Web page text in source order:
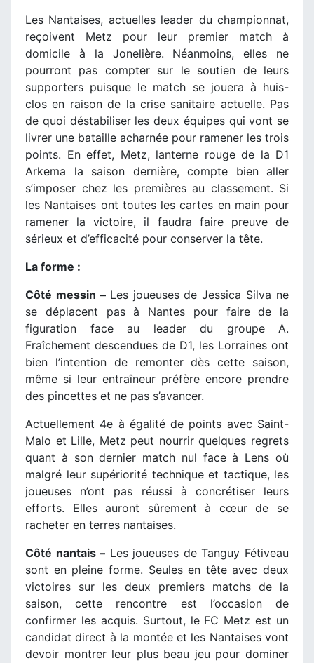
Les Nantaises, actuelles leader du championnat,
reçoivent Metz pour leur premier match à
domicile à la Jonelière. Néanmoins, elles ne
pourront pas compter sur le soutien de leurs
supporters puisque le match se jouera à huis-
clos en raison de la crise sanitaire actuelle. Pas
de quoi déstabiliser les deux équipes qui vont se
livrer une bataille acharnée pour ramener les trois
points. En effet, Metz, lanterne rouge de la D1
Arkema la saison dernière, compte bien aller
s’imposer chez les premières au classement. Si
les Nantaises ont toutes les cartes en main pour
ramener la victoire, il faudra faire preuve de
sérieux et d’efficacité pour conserver la tête.
La forme :
Côté messin – Les joueuses de Jessica Silva ne
se déplacent pas à Nantes pour faire de la
figuration face au leader du groupe A.
Fraîchement descendues de D1, les Lorraines ont
bien l’intention de remonter dès cette saison,
même si leur entraîneur préfère encore prendre
des pincettes et ne pas s’avancer.
Actuellement 4e à égalité de points avec Saint-
Malo et Lille, Metz peut nourrir quelques regrets
quant à son dernier match nul face à Lens où
malgré leur supériorité technique et tactique, les
joueuses n’ont pas réussi à concrétiser leurs
efforts. Elles auront sûrement à cœur de se
racheter en terres nantaises.
Côté nantais – Les joueuses de Tanguy Fétiveau
sont en pleine forme. Seules en tête avec deux
victoires sur les deux premiers matchs de la
saison, cette rencontre est l’occasion de
confirmer les acquis. Surtout, le FC Metz est un
candidat direct à la montée et les Nantaises vont
devoir montrer leur plus beau jeu pour dominer